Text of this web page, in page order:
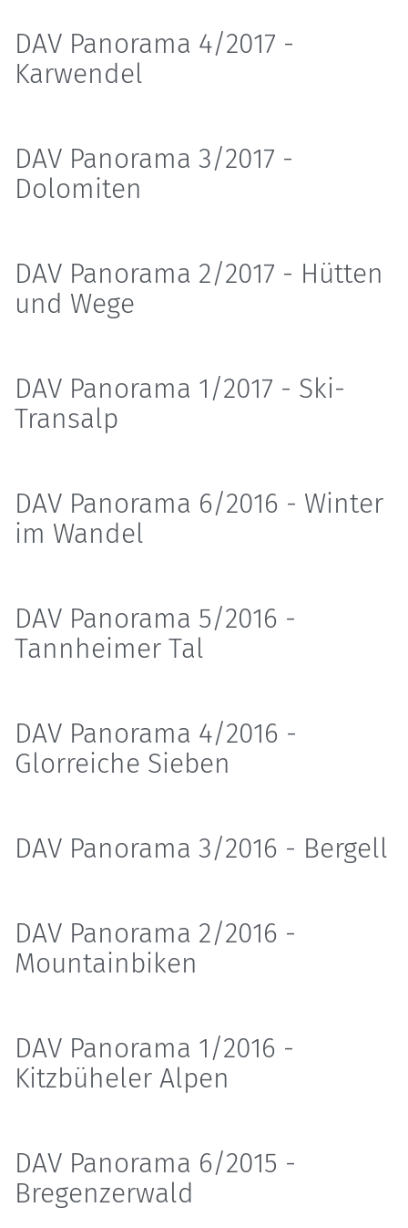
DAV Panorama 4/2017 -
Karwendel
DAV Panorama 3/2017 -
Dolomiten
DAV Panorama 2/2017 - Hütten
und Wege
DAV Panorama 1/2017 - Ski-
Transalp
DAV Panorama 6/2016 - Winter
im Wandel
DAV Panorama 5/2016 -
Tannheimer Tal
DAV Panorama 4/2016 -
Glorreiche Sieben
DAV Panorama 3/2016 - Bergell
DAV Panorama 2/2016 -
Mountainbiken
DAV Panorama 1/2016 -
Kitzbüheler Alpen
DAV Panorama 6/2015 -
Bregenzerwald